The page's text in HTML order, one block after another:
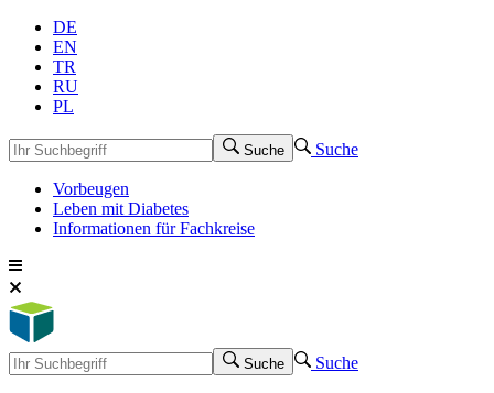
DE
EN
TR
RU
PL
Suche Suche
Vorbeugen
Leben mit Diabetes
Informationen für Fachkreise
Suche Suche